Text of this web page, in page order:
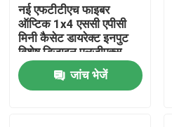
नई एफटीटीएच फाइबर
ऑप्टिक 1x4 एससी एपीसी
मिनी कैसेट डायरेक्ट इनपुट
विशेष डिजाइन एलजीएक्स
पीएलसी स्प्लिटर रूस के लिए
जांच भेजें